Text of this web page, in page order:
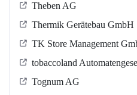
Theben AG
Thermik Gerätebau GmbH
TK Store Management
tobaccoland
Tognum AG